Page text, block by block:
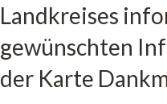
Landkreises
gewünschten
der Karte